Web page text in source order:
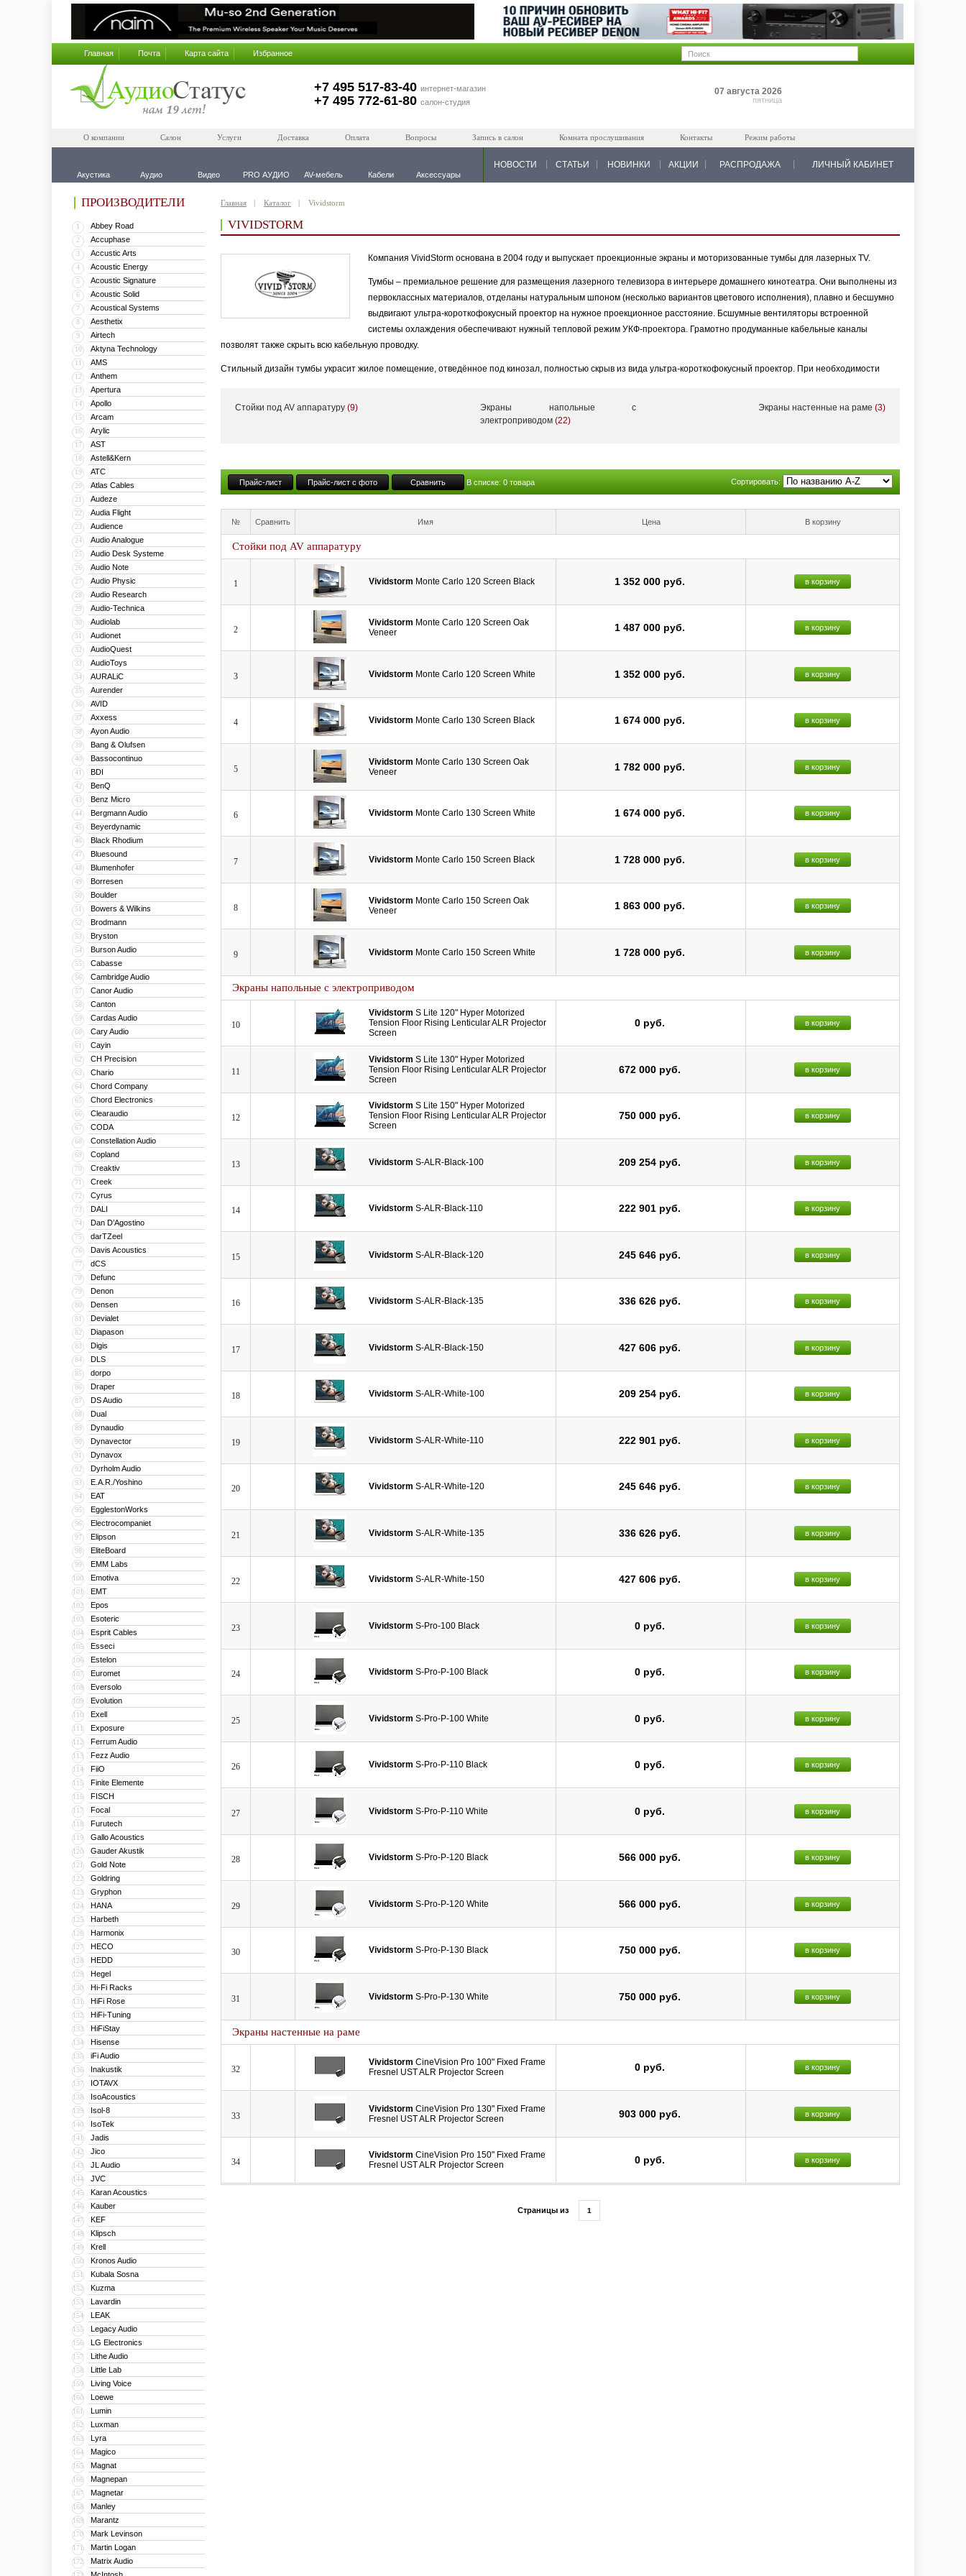
Главная Почта Карта сайта Избранное
+7 495 517-83-40 интернет-магазин
+7 495 772-61-80 салон-студия
07 августа 2026
пятница
О компании Салон Услуги Доставка Оплата Вопросы Запись в салон Комната прослушивания Контакты Режим работы
Акустика Аудио Видео PRO АУДИО AV-мебель Кабели Аксессуары
НОВОСТИ СТАТЬИ НОВИНКИ АКЦИИ РАСПРОДАЖА ЛИЧНЫЙ КАБИНЕТ
ПРОИЗВОДИТЕЛИ
1 Abbey Road
2 Accuphase
3 Accustic Arts
4 Acoustic Energy
5 Acoustic Signature
6 Acoustic Solid
7 Acoustical Systems
8 Aesthetix
9 Airtech
10 Aktyna Technology
11 AMS
12 Anthem
13 Apertura
14 Apollo
15 Arcam
16 Arylic
17 AST
18 Astell&Kern
19 ATC
20 Atlas Cables
21 Audeze
22 Audia Flight
23 Audience
24 Audio Analogue
25 Audio Desk Systeme
26 Audio Note
27 Audio Physic
28 Audio Research
29 Audio-Technica
30 Audiolab
31 Audionet
32 AudioQuest
33 AudioToys
34 AURALiC
35 Aurender
36 AVID
37 Axxess
38 Ayon Audio
39 Bang & Olufsen
40 Bassocontinuo
41 BDI
42 BenQ
43 Benz Micro
44 Bergmann Audio
45 Beyerdynamic
46 Black Rhodium
47 Bluesound
48 Blumenhofer
49 Borresen
50 Boulder
51 Bowers & Wilkins
52 Brodmann
53 Bryston
54 Burson Audio
55 Cabasse
56 Cambridge Audio
57 Canor Audio
58 Canton
59 Cardas Audio
60 Cary Audio
61 Cayin
62 CH Precision
63 Chario
64 Chord Company
65 Chord Electronics
66 Clearaudio
67 CODA
68 Constellation Audio
69 Copland
70 Creaktiv
71 Creek
72 Cyrus
73 DALI
74 Dan D’Agostino
75 darTZeel
76 Davis Acoustics
77 dCS
78 Defunc
79 Denon
80 Densen
81 Devialet
82 Diapason
83 Digis
84 DLS
85 dorpo
86 Draper
87 DS Audio
88 Dual
89 Dynaudio
90 Dynavector
91 Dynavox
92 Dyrholm Audio
93 E.A.R./Yoshino
94 EAT
95 EgglestonWorks
96 Electrocompaniet
97 Elipson
98 EliteBoard
99 EMM Labs
100 Emotiva
101 EMT
102 Epos
103 Esoteric
104 Esprit Cables
105 Esseci
106 Estelon
107 Euromet
108 Eversolo
109 Evolution
110 Exell
111 Exposure
112 Ferrum Audio
113 Fezz Audio
114 FiiO
115 Finite Elemente
116 FISCH
117 Focal
118 Furutech
119 Gallo Acoustics
120 Gauder Akustik
121 Gold Note
122 Goldring
123 Gryphon
124 HANA
125 Harbeth
126 Harmonix
127 HECO
128 HEDD
129 Hegel
130 Hi-Fi Racks
131 HiFi Rose
132 HiFi-Tuning
133 HiFiStay
134 Hisense
135 iFi Audio
136 Inakustik
137 IOTAVX
138 IsoAcoustics
139 Isol-8
140 IsoTek
141 Jadis
142 Jico
143 JL Audio
144 JVC
145 Karan Acoustics
146 Kauber
147 KEF
148 Klipsch
149 Krell
150 Kronos Audio
151 Kubala Sosna
152 Kuzma
153 Lavardin
154 LEAK
155 Legacy Audio
156 LG Electronics
157 Lithe Audio
158 Little Lab
159 Living Voice
160 Loewe
161 Lumin
162 Luxman
163 Lyra
164 Magico
165 Magnat
166 Magnepan
167 Magnetar
168 Manley
169 Marantz
170 Mark Levinson
171 Martin Logan
172 Matrix Audio
Главная Каталог Vividstorm
VIVIDSTORM
Компания VividStorm основана в 2004 году и выпускает проекционные экраны и моторизованные тумбы для лазерных TV.
Тумбы – премиальное решение для размещения лазерного телевизора в интерьере домашнего кинотеатра. Они выполнены из
первоклассных материалов, отделаны натуральным шпоном (несколько вариантов цветового исполнения), плавно и бесшумно
выдвигают ультра-короткофокусный проектор на нужное проекционное расстояние. Бсшумные вентиляторы встроенной
системы охлаждения обеспечивают нужный тепловой режим УКФ-проектора. Грамотно продуманные кабельные каналы
позволят также скрыть всю кабельную проводку.
Стильный дизайн тумбы украсит жилое помещение, отведённое под кинозал, полностью скрыв из вида ультра-короткофокусный проектор. При необходимости
Кроме того, компания VividStorm предлагает на рынке широкий ассортимент экранов, включая уникальные ALR-экраны для ультра-короткофокусной проекции, в том
числе моторизованные и встраиваемые – как в потолок, так и в мебель (выезжающие вверх). А помимо всего прочего – в портфолио VividStorm есть ALR-экраны
Стойки под AV аппаратуру (9)
Экраны напольные с
электроприводом (22)
Экраны настенные на раме (3)
Прайс-лист Прайс-лист с фото Сравнить В списке: 0 товара Сортировать:
№ Сравнить Имя Цена В корзину
Стойки под AV аппаратуру
1 Vividstorm Monte Carlo 120 Screen Black 1 352 000 руб. в корзину
2
Vividstorm Monte Carlo 120 Screen Oak
Veneer
1 487 000 руб. в корзину
3 Vividstorm Monte Carlo 120 Screen White 1 352 000 руб. в корзину
4 Vividstorm Monte Carlo 130 Screen Black 1 674 000 руб. в корзину
5
Vividstorm Monte Carlo 130 Screen Oak
Veneer
1 782 000 руб. в корзину
6 Vividstorm Monte Carlo 130 Screen White 1 674 000 руб. в корзину
7 Vividstorm Monte Carlo 150 Screen Black 1 728 000 руб. в корзину
8
Vividstorm Monte Carlo 150 Screen Oak
Veneer
1 863 000 руб. в корзину
9 Vividstorm Monte Carlo 150 Screen White 1 728 000 руб. в корзину
Экраны напольные с электроприводом
10
Vividstorm S Lite 120" Hyper Motorized
Tension Floor Rising Lenticular ALR Projector
Screen
0 руб. в корзину
11
Vividstorm S Lite 130" Hyper Motorized
Tension Floor Rising Lenticular ALR Projector
Screen
672 000 руб. в корзину
12
Vividstorm S Lite 150" Hyper Motorized
Tension Floor Rising Lenticular ALR Projector
Screen
750 000 руб. в корзину
13 Vividstorm S-ALR-Black-100 209 254 руб. в корзину
14 Vividstorm S-ALR-Black-110 222 901 руб. в корзину
15 Vividstorm S-ALR-Black-120 245 646 руб. в корзину
16 Vividstorm S-ALR-Black-135 336 626 руб. в корзину
17 Vividstorm S-ALR-Black-150 427 606 руб. в корзину
18 Vividstorm S-ALR-White-100 209 254 руб. в корзину
19 Vividstorm S-ALR-White-110 222 901 руб. в корзину
20 Vividstorm S-ALR-White-120 245 646 руб. в корзину
21 Vividstorm S-ALR-White-135 336 626 руб. в корзину
22 Vividstorm S-ALR-White-150 427 606 руб. в корзину
23 Vividstorm S-Pro-100 Black 0 руб. в корзину
24 Vividstorm S-Pro-P-100 Black 0 руб. в корзину
25 Vividstorm S-Pro-P-100 White 0 руб. в корзину
26 Vividstorm S-Pro-P-110 Black 0 руб. в корзину
27 Vividstorm S-Pro-P-110 White 0 руб. в корзину
28 Vividstorm S-Pro-P-120 Black 566 000 руб. в корзину
29 Vividstorm S-Pro-P-120 White 566 000 руб. в корзину
30 Vividstorm S-Pro-P-130 Black 750 000 руб. в корзину
31 Vividstorm S-Pro-P-130 White 750 000 руб. в корзину
Экраны настенные на раме
32
Vividstorm CineVision Pro 100" Fixed Frame
Fresnel UST ALR Projector Screen
0 руб. в корзину
33
Vividstorm CineVision Pro 130" Fixed Frame
Fresnel UST ALR Projector Screen
903 000 руб. в корзину
34
Vividstorm CineVision Pro 150" Fixed Frame
Fresnel UST ALR Projector Screen
0 руб. в корзину
Страницы из 1